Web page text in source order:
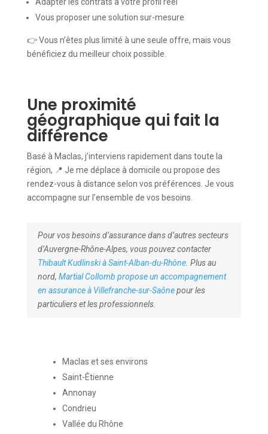
Vous proposer une solution sur-mesure
👉 Vous n’êtes plus limité à une seule offre, mais vous
bénéficiez du meilleur choix possible.
Une proximité
géographique qui fait la
différence
Basé à Maclas, j’interviens rapidement dans toute la
région, 📍 Je me déplace à domicile ou propose des
rendez-vous à distance selon vos préférences. Je vous
accompagne sur l’ensemble de vos besoins.
Pour vos besoins d’assurance dans d’autres secteurs
d’Auvergne-Rhône-Alpes, vous pouvez contacter
Thibault Kudlinski à Saint-Alban-du-Rhône. Plus au
nord, Martial Collomb propose un accompagnement
en assurance à Villefranche-sur-Saônepour les
particuliers et les professionnels.
Maclas et ses environs
Saint-Étienne
Annonay
Condrieu
Vallée du Rhône